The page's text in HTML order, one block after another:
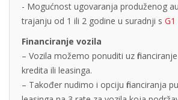
- Mogućnost ugovaranja produženog
trajanju od 1 ili 2 godine u suradnji s G1
Financiranje vozila
– Vozila možemo ponuditi uz
kredita ili leasinga.
– Također nudimo i opciju financiranja